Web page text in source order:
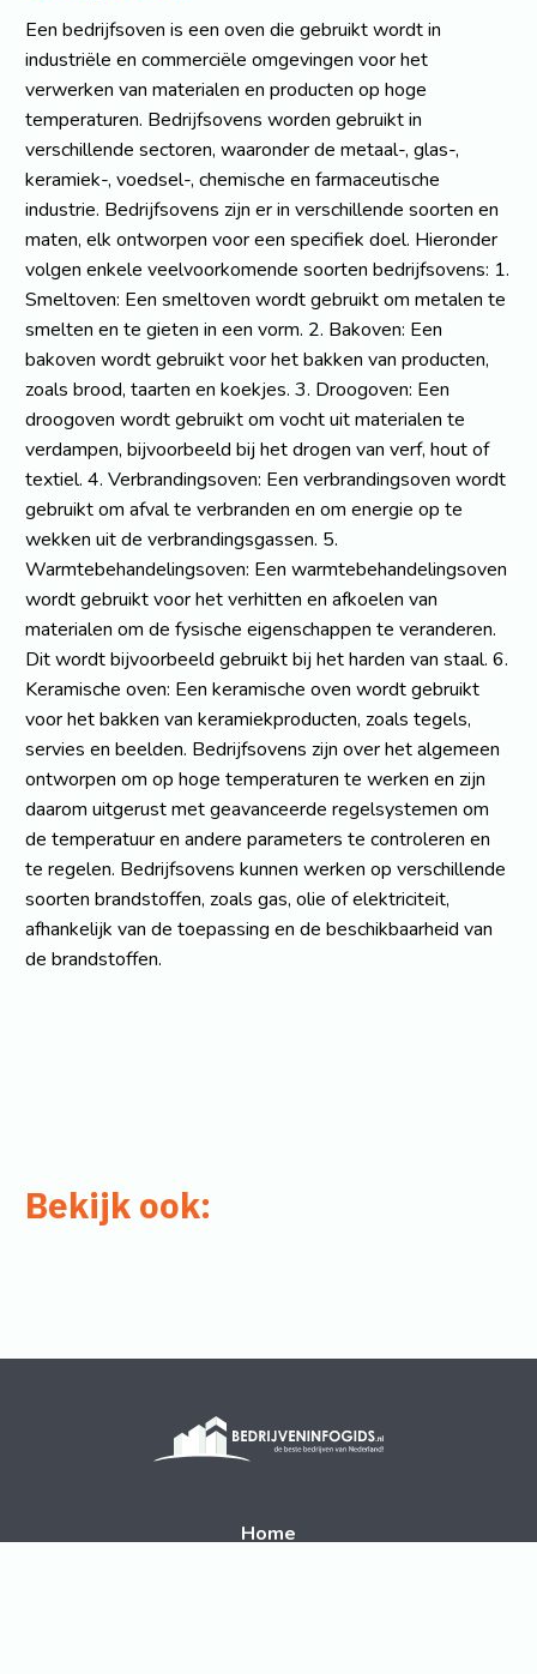
Een bedrijfsoven is een oven die gebruikt wordt in
industriële en commerciële omgevingen voor het
verwerken van materialen en producten op hoge
temperaturen. Bedrijfsovens worden gebruikt in
verschillende sectoren, waaronder de metaal-, glas-,
keramiek-, voedsel-, chemische en farmaceutische
industrie. Bedrijfsovens zijn er in verschillende soorten en
maten, elk ontworpen voor een specifiek doel. Hieronder
volgen enkele veelvoorkomende soorten bedrijfsovens: 1.
Smeltoven: Een smeltoven wordt gebruikt om metalen te
smelten en te gieten in een vorm. 2. Bakoven: Een
bakoven wordt gebruikt voor het bakken van producten,
zoals brood, taarten en koekjes. 3. Droogoven: Een
droogoven wordt gebruikt om vocht uit materialen te
verdampen, bijvoorbeeld bij het drogen van verf, hout of
textiel. 4. Verbrandingsoven: Een verbrandingsoven wordt
gebruikt om afval te verbranden en om energie op te
wekken uit de verbrandingsgassen. 5.
Warmtebehandelingsoven: Een warmtebehandelingsoven
wordt gebruikt voor het verhitten en afkoelen van
materialen om de fysische eigenschappen te veranderen.
Dit wordt bijvoorbeeld gebruikt bij het harden van staal. 6.
Keramische oven: Een keramische oven wordt gebruikt
voor het bakken van keramiekproducten, zoals tegels,
servies en beelden. Bedrijfsovens zijn over het algemeen
ontworpen om op hoge temperaturen te werken en zijn
daarom uitgerust met geavanceerde regelsystemen om
de temperatuur en andere parameters te controleren en
te regelen. Bedrijfsovens kunnen werken op verschillende
soorten brandstoffen, zoals gas, olie of elektriciteit,
afhankelijk van de toepassing en de beschikbaarheid van
de brandstoffen.
Bekijk ook:
Home